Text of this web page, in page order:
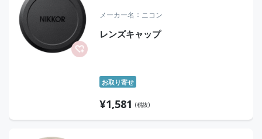
メーカー名 ニコン
レンズキャップ
お取り寄せ
¥1,581 (税抜)